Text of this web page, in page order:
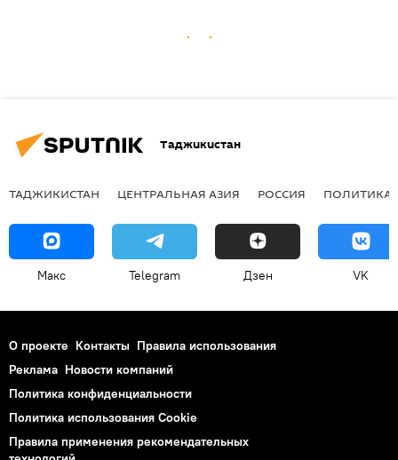
Таджикистан
ТАДЖИКИСТАН ЦЕНТРАЛЬНАЯ АЗИЯ РОССИЯ ПОЛИТИКА
Макс Telegram Дзен VK
О проекте Контакты Правила использования
Реклама Новости компаний
Политика конфиденциальности
Политика использования Cookie
Правила применения рекомендательных